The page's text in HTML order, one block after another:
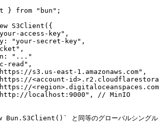
} from "bun" ;
S3Client ({
access-key" ,
"your-secret-key" ,
,
"..."
read",
s3.us-east-1.amazonaws.com",
<account-
localhost:9000",
// MinIO
と同等のグローバルシングル